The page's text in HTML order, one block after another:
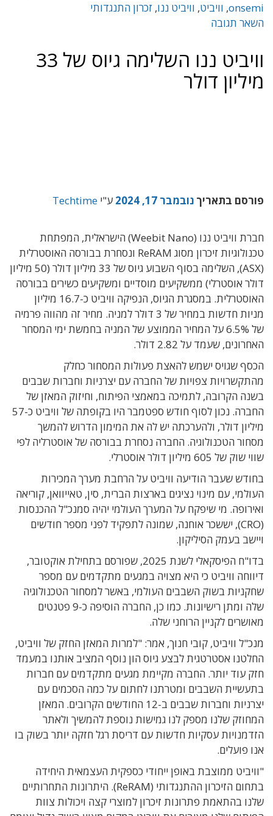
onsemi
, וויביט, וויביט ננו, זכרון התנגדותי
השאר תגובה
וויביט ננו השלימה גיוס של 33
מיליון דולר
פורסם בתאריך נובמבר 17, 2024 ע"י Techtime
חברת וויביט ננו (Weebit Nano) הישראלית, המפתחת
טכנולוגיות זיכרון מסוג ReRAM ונסחרת בבורסה האוסטרלית
(ASX), השלימה בסוף השבוע גיוס של 33 מיליון דולר (50 מיליון
דולר אוסטרלי) ממשקיעים מוסדיים ומשקיעים כשירים בבורסה
האוסטרלית. במסגרת הגיוס, הנפיקה וויביט כ-16.7 מיליון
מניות חדשות במחיר של 3 דולר למניה. מחיר זה מהווה פרמיה
של 6.5% על המחיר הממוצע של המניה בחמשת ימי המסחר
האחרונים, שעמד על 2.82 דולר.
הכסף שגויס ישמש להאצת פעולות המסחור כחלק
מהתקשרויות צפויות של החברה עם יצרניות וחברות שבבים
בשנה הקרובה, לתמיכה במאמצי הפיתוח, וחיזוק המאזן של
החברה. נכון לסוף חודש ספטמבר היו בקופתה של וויביט כ-57
מיליון דולר, ולהערכתה יש לה את המימון הדרוש להמשך
מסחור הטכנולוגיה. החברה נסחרת בבורסה של אוסטרליה לפי
שווי שוק של 605 מיליון דולר אוסטרלי.
בחודש שעבר הודיעה וויביט על הרחבת מערך המכירות
העולמי, עם מינוי נציגים בארצות הברית, סין, טאייוואן, קוריאה
ואירופה. מי שיפקח על המערך העולמי יהיה סמנכ"ל ההכנסות
(CRO), יששכר אוחנה, שמונה לתפקיד לפני מספר חודשים
ויישב בעמק הסיליקון.
בדו"ח הפיסקאלי לשנת 2025, שפורסם בתחילת אוקטובר,
דיווחה וויביט כי היא מצויה במגעים מתקדמים עם מספר
שחקניות בשוק השבבים העולמי, באשר למסחור הטכנולוגיה
שלה ומתן רישיונות. כמו כן, החברה הוסיפה כ-9 פטנטים
מאושרים לקניין הרוחני שלה.
מנכ"ל וויביט, קובי חנוך, אמר: "למרות המאזן החזק של וויביט,
החלטנו אסטרטגית לבצע גיוס הון נוסף המציב אותנו במעמד
חזק עוד יותר. החברה מקיימת מגעים מתקדמים עם חברות
בתעשיית השבבים ומטרתנו לחתום על כמה הסכמים עם
יצרניות וחברות שבבים ב-12 החודשים הקרובים. המאזן
המחוזק שלנו מספק לנו גמישות נוספת להמשיך ולאתר
הזדמנויות עסקיות חדשות עם דריסת רגל חזקה יותר בשוק בו
אנו פועלים.
"וויביט ממוצבת באופן ייחודי כספקית העצמאית היחידה
בתחום הזיכרון ההתנגדותי (ReRAM). היתרונות התחרותיים
שלנו בהתאמת פתרונות זיכרון למוצרי קצה ויכולות צוות